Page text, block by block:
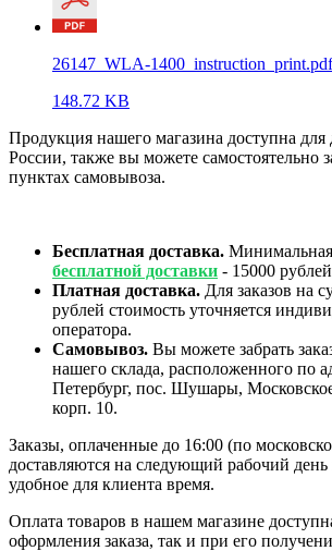
26147_WLA-1400_instruction_print.pdf
148.72 KB
Продукция нашего магазина доступна для
России, также вы можете самостоятельно
пунктах самовывоза.
Бесплатная доставка.
бесплатной доставки - 15000
Платная доставка. Для заказов на
рублей стоимость уточняется
оператора.
Самовывоз. Вы можете забрать
нашего склада, расположенного по
Петербург, пос. Шушары,
корп. 10.
Заказы, оплаченные до 16:00 (по
доставляются на следующий рабочий день
удобное для клиента время.
Оплата товаров в нашем магазине
оформления заказа, так и при его